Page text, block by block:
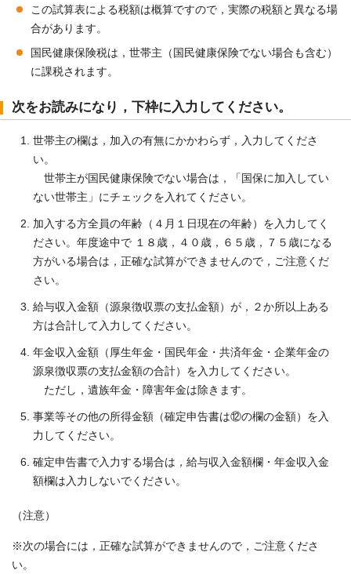
この試算表による税額は概算ですので，実際の税額と異なる場
合があります。
国民健康保険税は，世帯主（国民健康保険でない場合も含む）
に課税されます。
次をお読みになり，下枠に入力してください。
世帯主の欄は，加入の有無にかかわらず，入力してくださ
い。
世帯主が国民健康保険でない場合は，「国保に加入してい
ない世帯主」にチェックを入れてください。
加入する方全員の年齢（４月１日現在の年齢）を入力してく
ださい。年度途中で １８歳，４０歳，６５歳，７５歳になる
方がいる場合は，正確な試算ができませんので，ご注意くだ
さい。
給与収入金額（源泉徴収票の支払金額）が，２か所以上ある
方は合計して入力してください。
年金収入金額（厚生年金・国民年金・共済年金・企業年金の
源泉徴収票の支払金額の合計）を入力してください。
ただし，遺族年金・障害年金は除きます。
事業等その他の所得金額（確定申告書は⑫の欄の金額）を入
力してください。
確定申告書で入力する場合は，給与収入金額欄・年金収入金
額欄は入力しないでください。
（注意）
※次の場合には，正確な試算ができませんので，ご注意くださ
い。